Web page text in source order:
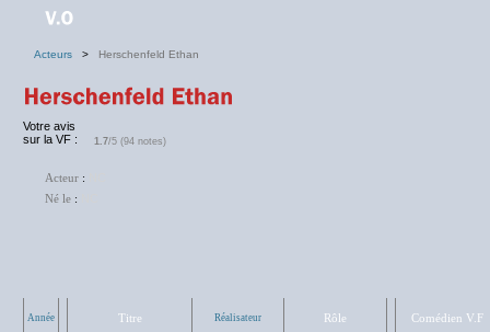
Acteurs > Herschenfeld Ethan
Votre avis
sur la VF :
1.7/5 (94 notes)
Acteur :
Né le :
Année Titre Réalisateur Rôle Comédien V.F